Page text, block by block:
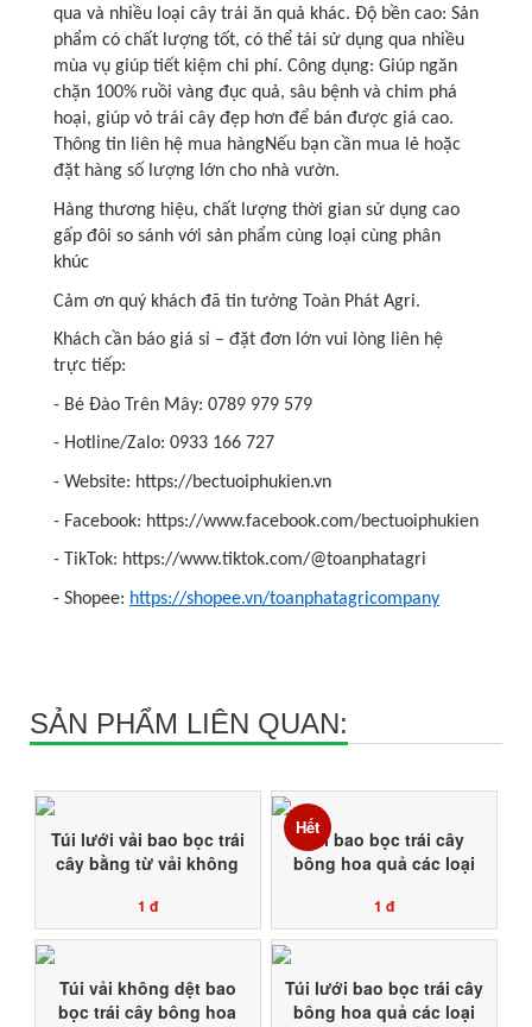
qua và nhiều loại cây trái ăn quả khác. Độ bền cao: Sản
phẩm có chất lượng tốt, có thể tái sử dụng qua nhiều
mùa vụ giúp tiết kiệm chi phí. Công dụng: Giúp ngăn
chặn 100% ruồi vàng đục quả, sâu bệnh và chim phá
hoại, giúp vỏ trái cây đẹp hơn để bán được giá cao.
Thông tin liên hệ mua hàngNếu bạn cần mua lẻ hoặc
đặt hàng số lượng lớn cho nhà vườn.
Hàng thương hiệu, chất lượng thời gian sử dụng cao
gấp đôi so sánh với sản phẩm cùng loại cùng phân
khúc
Cảm ơn quý khách đã tin tưởng Toàn Phát Agri.
Khách cần báo giá sỉ – đặt đơn lớn vui lòng liên hệ
trực tiếp:
- Bé Đào Trên Mây: 0789 979 579
- Hotline/Zalo: 0933 166 727
- Website: https://bectuoiphukien.vn
- Facebook: https://www.facebook.com/bectuoiphukien
- TikTok: https://www.tiktok.com/@toanphatagri
- Shopee: https://shopee.vn/toanphatagricompany
SẢN PHẨM LIÊN QUAN:
Túi lưới vải bao bọc trái
cây bằng từ vải không
1 đ
Túi bao bọc trái cây
bông hoa quả các loại
1 đ
Hết
Túi vải không dệt bao
bọc trái cây bông hoa
Túi lưới bao bọc trái cây
bông hoa quả các loại